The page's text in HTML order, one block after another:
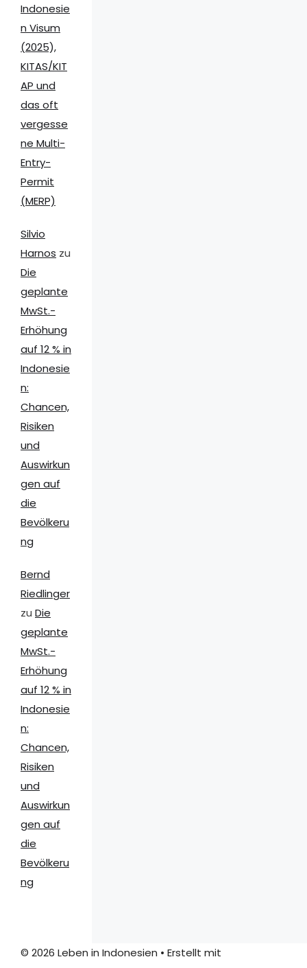
Indonesie
n Visum
(2025),
KITAS/KIT
AP und
das oft
vergesse
ne Multi-
Entry-
Permit
(MERP)
Silvio
Harnos zu
Die
geplante
MwSt.-
Erhöhung
auf 12 % in
Indonesie
n:
Chancen,
Risiken
und
Auswirkun
gen auf
die
Bevölkeru
ng
Bernd
Riedlinger
zu Die
geplante
MwSt.-
Erhöhung
auf 12 % in
Indonesie
n:
Chancen,
Risiken
und
Auswirkun
gen auf
die
Bevölkeru
ng
© 2026 Leben in Indonesien • Erstellt mit